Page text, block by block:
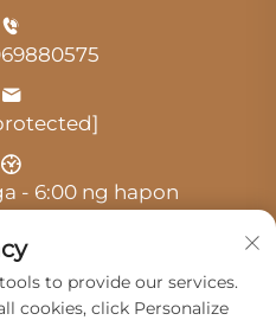
- 6:00 ng hapon
to provide our services.
cookies, click Personalize